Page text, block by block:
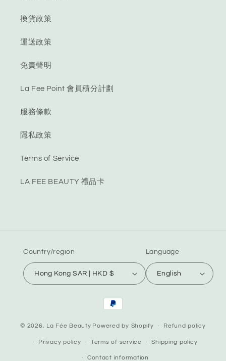
換貨政策
運送政策
免責聲明
La Fee Point 會員積分計劃
服務條款
隱私政策
Terms of Service
LA FEE BEAUTY 禮品卡
Country/region
Hong Kong SAR | HKD $
Language
English
Payment
methods
© 2026, La Fée Beauty Powered by Shopify Refund policy
Privacy policy Terms of service Shipping policy
Contact information